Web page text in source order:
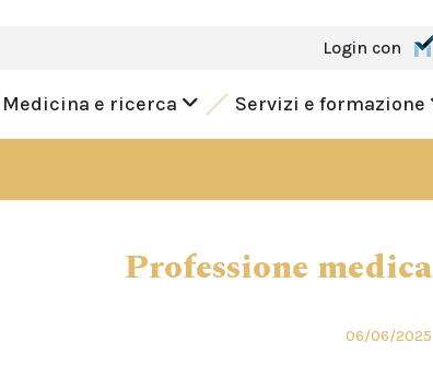
Login con
Medicina e ricerca Servizi e formazione
Professione medica
06/06/2025